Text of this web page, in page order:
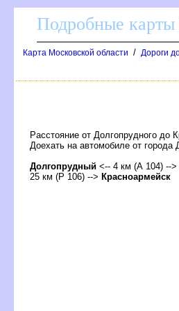
Подробные карты
Карта Московской области / Дороги
Расстояние от Долгопрудного до
Доехать на автомобиле от
Долгопрудный <-- 4 км (А 104) --
25 км (Р 106) --> Красноармейск